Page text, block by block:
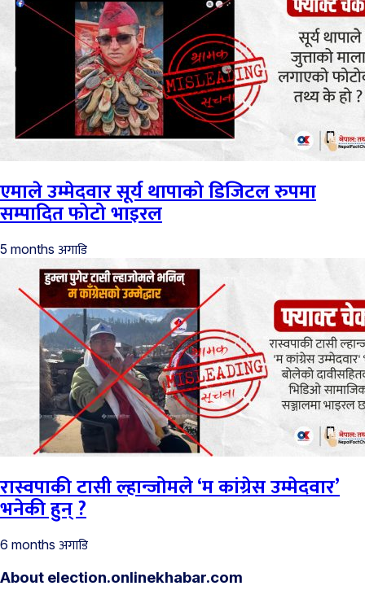
एमाले उम्मेदवार सूर्य थापाको डिजिटल रुपमा
सम्पादित फोटो भाइरल
5 months अगाडि
रास्वपाकी टासी ल्हान्जोमले ‘म कांग्रेस उम्मेदवार’
भनेकी हुन् ?
6 months अगाडि
About election.onlinekhabar.com